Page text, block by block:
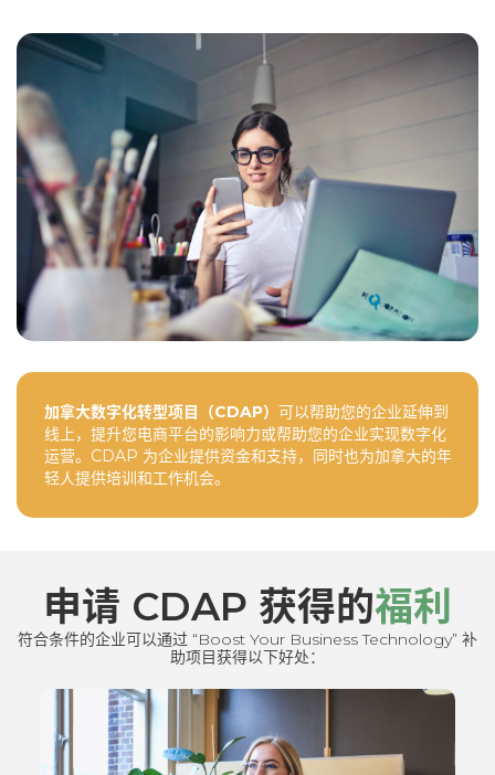
加拿大数字化转型项目（CDAP） 可以帮助您的企业延伸到
线上，提升您电商平台的影响力或帮助您的企业实现数字化
运营。CDAP 为企业提供资金和支持，同时也为加拿大的年
轻人提供培训和工作机会。
申请 CDAP 获得的福利
符合条件的企业可以通过 “Boost Your Business Technology” 补
助项目获得以下好处：